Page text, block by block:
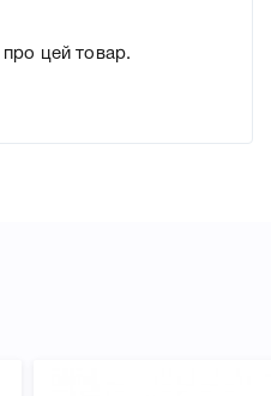
друкувальної техніки,
про цей товар.